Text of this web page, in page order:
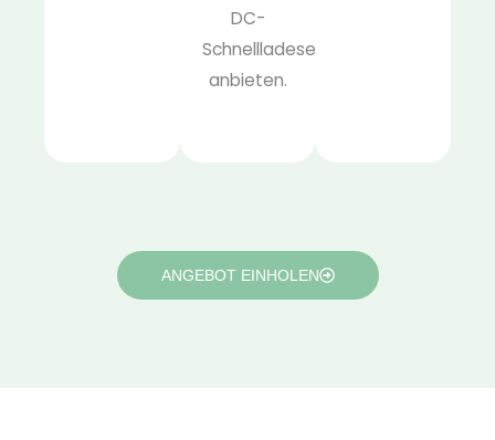
DC-
Schnellladeservices
anbieten.
ANGEBOT EINHOLEN